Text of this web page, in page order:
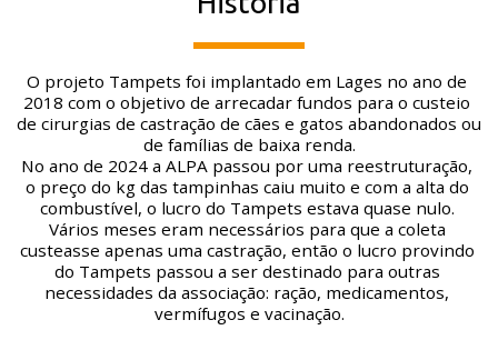
O projeto Tampets foi implantado em Lages no ano de
2018 com o objetivo de arrecadar fundos para o custeio
de cirurgias de castração de cães e gatos abandonados ou
de famílias de baixa renda.
No ano de 2024 a ALPA passou por uma reestruturação,
o preço do kg das tampinhas caiu muito e com a alta do
combustível, o lucro do Tampets estava quase nulo.
Vários meses eram necessários para que a coleta
custeasse apenas uma castração, então o lucro provindo
do Tampets passou a ser destinado para outras
necessidades da associação: ração, medicamentos,
vermífugos e vacinação.